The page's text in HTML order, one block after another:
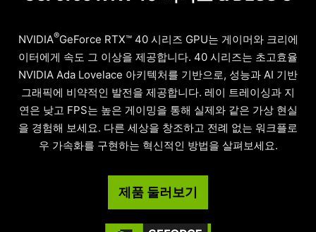
NVIDIA®GeForce RTX™ 40 시리즈 GPU는 게이머와 크리에
이터에게 속도 그 이상을 제공합니다. 40 시리즈는 초고효율
NVIDIA Ada Lovelace 아키텍처를 기반으로, 성능과 AI 기반
그래픽에 비약적인 발전을 제공합니다. 레이 트레이싱과 지
연은 낮고 FPS는 높은 게이밍을 통해 실제와 같은 가상 현실
을 경험해 보세요. 다른 세상을 창조하고 전례 없는 워크플로
우 가속화를 구현하는 혁신적인 방법을 살펴보세요.
제품 둘러보기